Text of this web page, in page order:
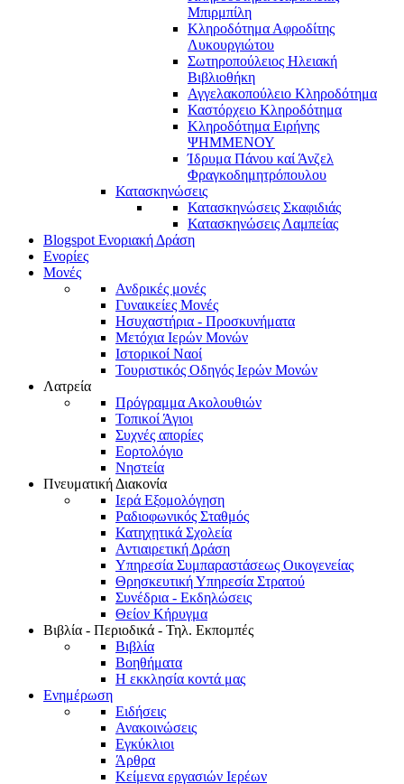
Μπιρμπίλη
Κληροδότημα Αφροδίτης
Λυκουργιώτου
Σωτηροπούλειος Ηλειακή
Βιβλιοθήκη
Αγγελακοπούλειο Κληροδότημα
Καστόρχειο Κληροδότημα
Κληροδότημα Ειρήνης
ΨΗΜΜΕΝΟΥ
Ίδρυμα Πάνου καί Άνζελ
Φραγκοδημητρόπουλου
Κατασκηνώσεις
Κατασκηνώσεις Σκαφιδιάς
Κατασκηνώσεις Λαμπείας
Blogspot Ενοριακή Δράση
Ενορίες
Μονές
Ανδρικές μονές
Γυναικείες Μονές
Ησυχαστήρια - Προσκυνήματα
Μετόχια Ιερών Μονών
Ιστορικοί Ναοί
Τουριστικός Οδηγός Ιερών Μονών
Λατρεία
Πρόγραμμα Ακολουθιών
Τοπικοί Άγιοι
Συχνές απορίες
Εορτολόγιο
Νηστεία
Πνευματική Διακονία
Ιερά Εξομολόγηση
Ραδιοφωνικός Σταθμός
Κατηχητικά Σχολεία
Αντιαιρετική Δράση
Υπηρεσία Συμπαραστάσεως Οικογενείας
Θρησκευτική Υπηρεσία Στρατού
Συνέδρια - Εκδηλώσεις
Θείον Κήρυγμα
Βιβλία - Περιοδικά - Τηλ. Εκπομπές
Βιβλία
Βοηθήματα
Η εκκλησία κοντά μας
Ενημέρωση
Ειδήσεις
Ανακοινώσεις
Εγκύκλιοι
Άρθρα
Κείμενα εργασιών Ιερέων